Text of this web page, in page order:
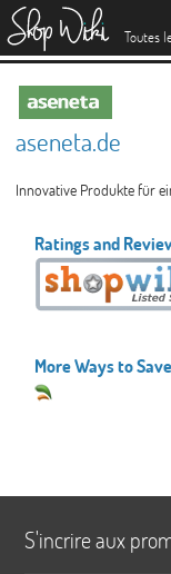
Toutes
aseneta.de
Innovative Produkte für
Ratings and
More Ways to Save
S'incrire aux